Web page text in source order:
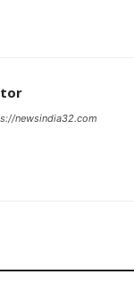
newsindia32.com